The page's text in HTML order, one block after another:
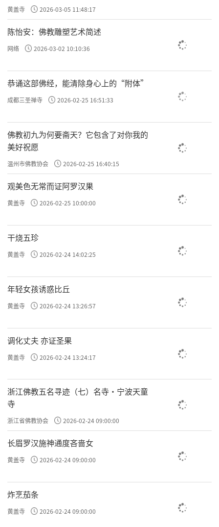
黄盖寺 2026-03-05 11:48:17
陈怡安：佛教雕塑艺术简述
网络 2026-03-02 10:10:36
恭诵这部佛经，能清除身心上的“附体”
成都三圣禅寺 2026-02-25 16:51:33
佛教初九为何要斋天？它包含了对你我的
美好祝愿
温州市佛教协会 2026-02-25 16:40:15
观美色无常而证阿罗汉果
黄盖寺 2026-02-25 10:00:00
干烧五珍
黄盖寺 2026-02-24 14:02:25
年轻女孩诱惑比丘
黄盖寺 2026-02-24 13:26:57
调化丈夫 亦证圣果
黄盖寺 2026-02-24 13:24:17
浙江佛教五名寻迹（七）名寺·宁波天童
寺
浙江省佛教协会 2026-02-24 09:00:00
长眉罗汉施神通度吝啬女
黄盖寺 2026-02-24 09:00:00
炸烹茄条
黄盖寺 2026-02-24 09:00:00